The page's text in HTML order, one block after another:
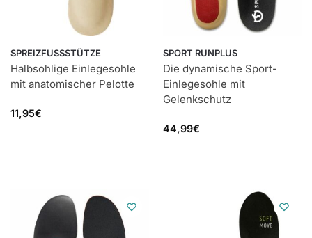
SPREIZFUSSSTÜTZE
Halbsohlige Einlegesohle
mit anatomischer Pelotte
11,95€
SPORT RUNPLUS
Die dynamische Sport-
Einlegesohle mit
Gelenkschutz
44,99€